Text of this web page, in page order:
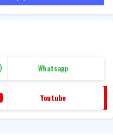
Whatsapp
Youtube